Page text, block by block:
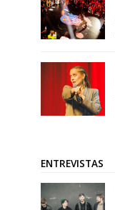
ENTREVISTAS